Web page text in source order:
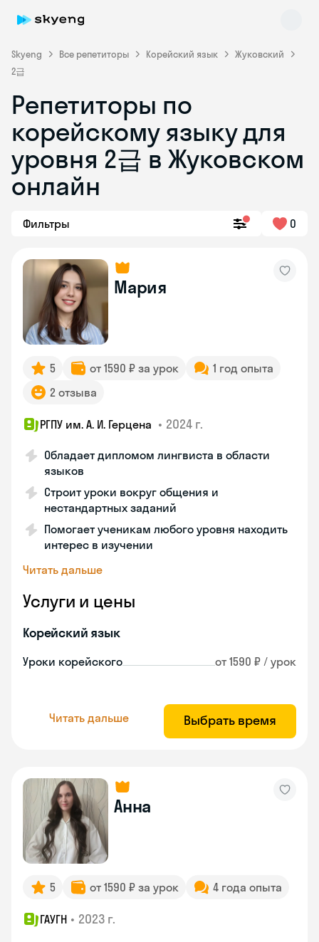
Skyeng Все репетиторы Корейский язык
Жуковский
2급
Репетиторы по
корейскому языку для
уровня 2급 в Жуковском
онлайн
Фильтры 0
Мария
5 от 1590 ₽ за урок
1 год опыта
2 отзыва
РГПУ им. А. И. Герцена • 2024 г.
Обладает дипломом лингвиста в области
языков
Строит уроки вокруг общения и
нестандартных заданий
Помогает ученикам любого уровня находить
интерес в изучении
Читать дальше
Услуги и цены
Корейский язык
Уроки корейского от 1590 ₽ / урок
Читать дальше Выбрать время
Анна
5 от 1590 ₽ за урок 4 года опыта
ГАУГН • 2023 г.
Skyeng Chat
online